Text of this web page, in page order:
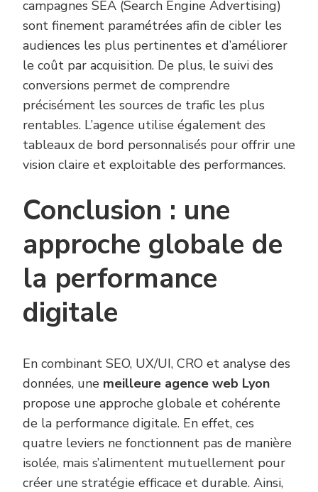
campagnes SEA (Search Engine Advertising)
sont finement paramétrées afin de cibler les
audiences les plus pertinentes et d’améliorer
le coût par acquisition. De plus, le suivi des
conversions permet de comprendre
précisément les sources de trafic les plus
rentables. L’agence utilise également des
tableaux de bord personnalisés pour offrir une
vision claire et exploitable des performances.
Conclusion : une
approche globale de
la performance
digitale
En combinant SEO, UX/UI, CRO et analyse des
données, une meilleure agence web Lyon
propose une approche globale et cohérente
de la performance digitale. En effet, ces
quatre leviers ne fonctionnent pas de manière
isolée, mais s’alimentent mutuellement pour
créer une stratégie efficace et durable. Ainsi,